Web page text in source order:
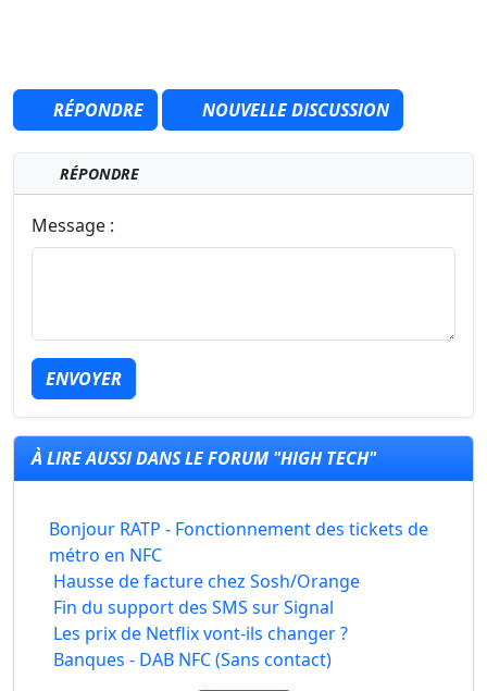
RÉPONDRE NOUVELLE DISCUSSION
RÉPONDRE
Message :
ENVOYER
À LIRE AUSSI DANS LE FORUM "HIGH TECH"
Bonjour RATP - Fonctionnement des tickets de
métro en NFC
Hausse de facture chez Sosh/Orange
Fin du support des SMS sur Signal
Les prix de Netflix vont-ils changer ?
Banques - DAB NFC (Sans contact)